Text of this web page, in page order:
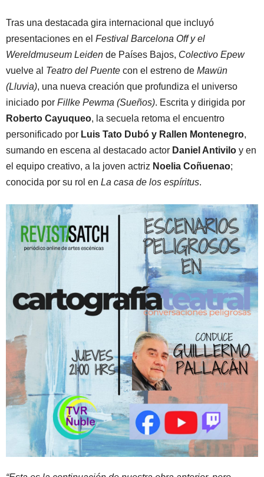
Tras una destacada gira internacional que incluyó
presentaciones en el Festival Barcelona Off y el
Wereldmuseum Leiden de Países Bajos, Colectivo Epew
vuelve al Teatro del Puente con el estreno de Mawün
(Lluvia), una nueva creación que profundiza el universo
iniciado por Fillke Pewma (Sueños). Escrita y dirigida por
Roberto Cayuqueo, la secuela retoma el encuentro
personificado por Luis Tato Dubó y Rallen Montenegro,
sumando en escena al destacado actor Daniel Antivilo y en
el equipo creativo, a la joven actriz Noelia Coñuenao;
conocida por su rol en La casa de los espíritus.